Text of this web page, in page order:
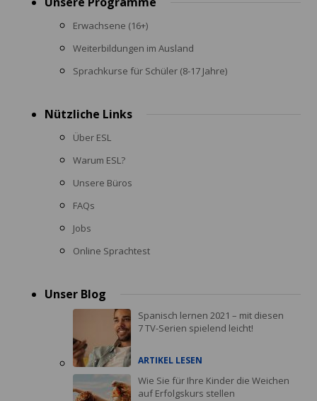
menu
Erwachsene (16+)
Weiterbildungen im Ausland
Sprachkurse für Schüler (8-17 Jahre)
Nützliche Links
Über ESL
Warum ESL?
Unsere Büros
FAQs
Jobs
Online Sprachtest
Unser Blog
Spanisch lernen 2021 – mit diesen
7 TV-Serien spielend leicht!
ARTIKEL LESEN
Wie Sie für Ihre Kinder die Weichen
auf Erfolgskurs stellen